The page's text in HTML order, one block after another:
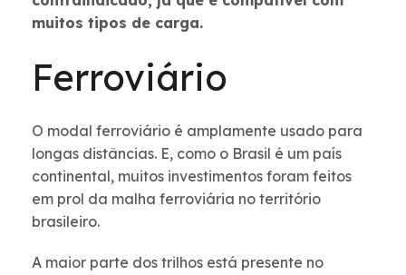
muitos tipos de carga.
Ferroviário
O modal ferroviário é amplamente usado para
longas distâncias. E, como o Brasil é um país
continental, muitos investimentos foram feitos
em prol da malha ferroviária no território
brasileiro.
A maior parte dos trilhos está presente no